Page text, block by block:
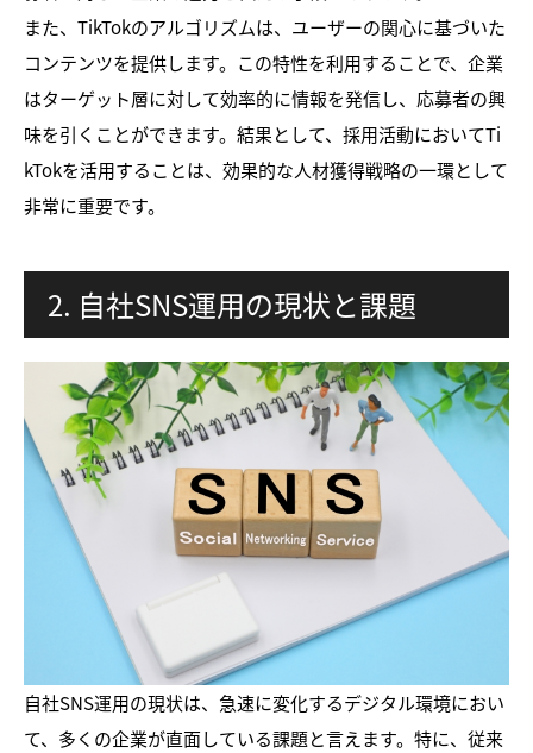
また、TikTokのアルゴリズムは、ユーザーの関心に基づいた
コンテンツを提供します。この特性を利用することで、企業
はターゲット層に対して効率的に情報を発信し、応募者の興
味を引くことができます。結果として、採用活動においてTi
kTokを活用することは、効果的な人材獲得戦略の一環として
非常に重要です。
2. 自社SNS運用の現状と課題
自社SNS運用の現状は、急速に変化するデジタル環境におい
て、多くの企業が直面している課題と言えます。特に、従来